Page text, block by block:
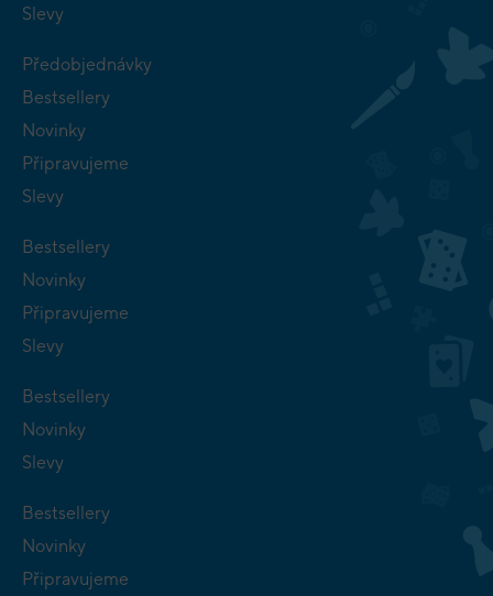
Slevy
Předobjednávky
Bestsellery
Novinky
Připravujeme
Slevy
Bestsellery
Novinky
Připravujeme
Slevy
Bestsellery
Novinky
Slevy
Bestsellery
Novinky
Připravujeme